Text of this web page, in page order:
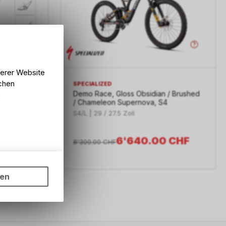
SPECIALIZED
Demo Race, Gloss Obsidian / Brushed
/ Chameleon Supernova, S4
S4/L | 29 / 27.5 Zoll
6'640.00CHF
8'300.00 CHF
Website
Sie,